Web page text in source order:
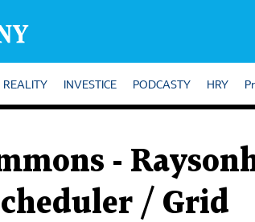
REALITY INVESTICE PODCASTY HRY
-
/ Grid